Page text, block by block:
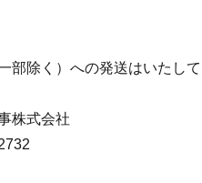
部除く）への発送はいたして
株式会社